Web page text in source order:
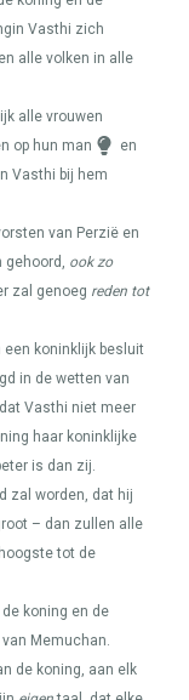
Vasthi zich
alle volken in alle
alle vrouwen
op hun man
en
Vasthi bij hem
van Perzië en
gehoord, ook zo
zal genoeg reden tot
koninklijk besluit
in de wetten van
Vasthi niet meer
haar koninklijke
is dan zij.
zal worden, dat hij
– dan zullen alle
tot de
koning en de
Memuchan.
de koning, aan elk